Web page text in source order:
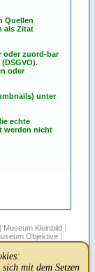
Quellen
als Zitat
oder zuord-bar
oder
unter
echte
werden nicht
| Museum Kleinbild |
Objektive|
Blätter|
|FAQ
Impressum
mit dem Setzen